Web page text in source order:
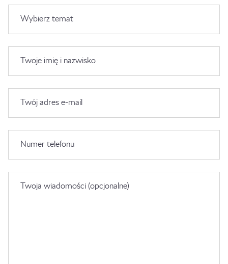
Wybierz temat
Twoje imię i nazwisko
Twój adres e-mail
Numer telefonu
Twoja wiadomości (opcjonalne)